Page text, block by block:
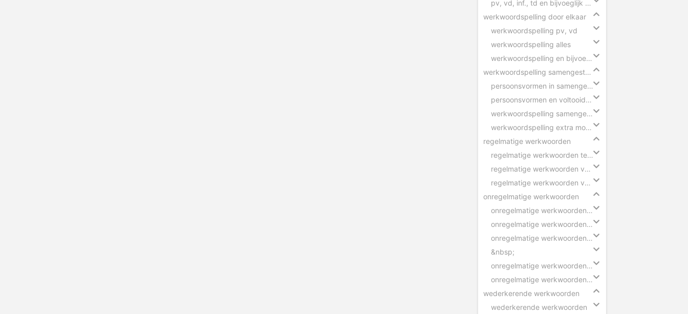
pv, vd, inf., td en bijvoeglijk naamwoord herkennen
werkwoordspelling door elkaar
werkwoordspelling pv, vd
werkwoordspelling alles
werkwoordspelling en bijvoeglijk naamwoord
werkwoordspelling samengestelde zinnen
persoonsvormen in samengestelde zin
persoonsvormen en voltooid deelwoorden
werkwoordspelling samengestelde zin
werkwoordspelling extra moeilijk
regelmatige werkwoorden
regelmatige werkwoorden tegenwoordige tijd
regelmatige werkwoorden verleden tijd
regelmatige werkwoorden voltooid deelwoord
onregelmatige werkwoorden
onregelmatige werkwoorden verleden tijd - ik
onregelmatige werkwoorden verleden tijd - wij
onregelmatige werkwoorden voltooid deelwoord
&nbsp;
onregelmatige werkwoorden verleden tijd - zinnen
onregelmatige werkwoorden voltooid deelwoord - zinnen
wederkerende werkwoorden
wederkerende werkwoorden